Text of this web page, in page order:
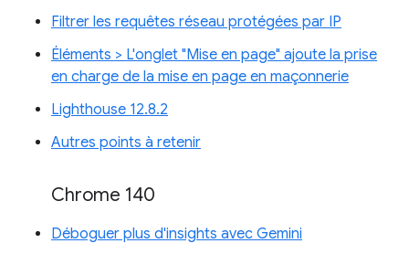
Filtrer les requêtes réseau protégées par IP
Éléments > L'onglet "Mise en page" ajoute la prise
en charge de la mise en page en maçonnerie
Lighthouse 12.8.2
Autres points à retenir
Chrome 140
Déboguer plus d'insights avec Gemini